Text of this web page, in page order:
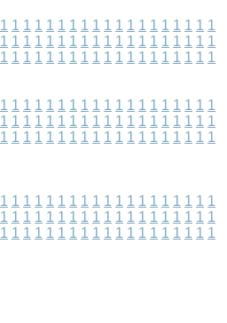
1 1 1 1 1 1 1 1 1 1 1 1 1 1 1 1 1 1 1
1 1 1 1 1 1 1 1 1 1 1 1 1 1 1 1 1 1 1
1 1 1 1 1 1 1 1 1 1 1 1 1 1 1 1 1 1 1
1 1 1 1 1 1 1 1 1 1 1 1 1 1 1 1 1 1 1
1 1 1 1 1 1 1 1 1 1 1 1 1 1 1 1 1 1 1
1 1 1 1 1 1 1 1 1 1 1 1 1 1 1 1 1 1 1
1 1 1 1 1 1 1 1 1 1 1 1 1 1 1 1 1 1 1
1 1 1 1 1 1 1 1 1 1 1 1 1 1 1 1 1 1 1
1 1 1 1 1 1 1 1 1 1 1 1 1 1 1 1 1 1 1